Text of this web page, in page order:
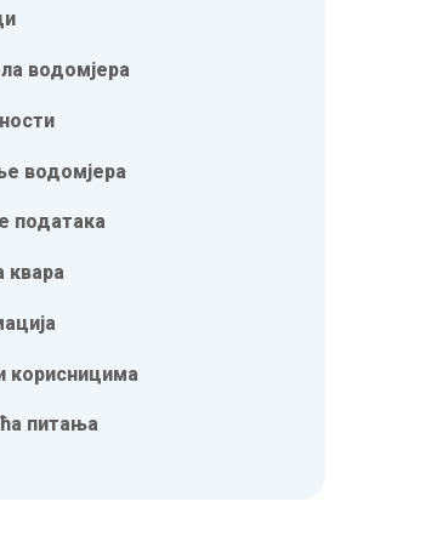
водомјера
водомјера
података
квара
корисницима
питања